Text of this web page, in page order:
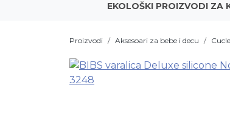
EKOLOŠKI PROIZVODI ZA
Proizvodi Aksesoari za bebe i decu